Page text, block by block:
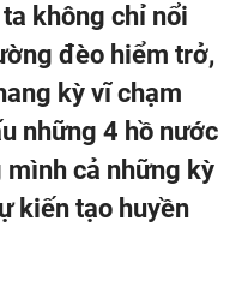
không chỉ nổi
đèo hiểm trở,
kỳ vĩ chạm
những 4 hồ nước
cả những kỳ
kiến tạo huyền